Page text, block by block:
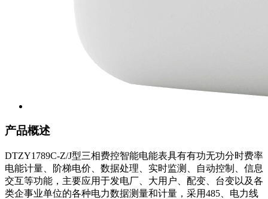
产品概述
DTZY1789C-Z/J型三相费控智能电能表具有有功无功分时费率
电能计量、阶梯电价、数据处理、实时监测、自动控制、信息
交互等功能，主要应用于发电厂、大用户、配变、台变以及各
类企事业单位的各种电力数据测量和计量，采用485、电力线